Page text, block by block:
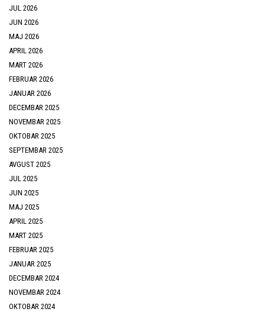
JUL 2026
JUN 2026
MAJ 2026
APRIL 2026
MART 2026
FEBRUAR 2026
JANUAR 2026
DECEMBAR 2025
NOVEMBAR 2025
OKTOBAR 2025
SEPTEMBAR 2025
AVGUST 2025
JUL 2025
JUN 2025
MAJ 2025
APRIL 2025
MART 2025
FEBRUAR 2025
JANUAR 2025
DECEMBAR 2024
NOVEMBAR 2024
OKTOBAR 2024